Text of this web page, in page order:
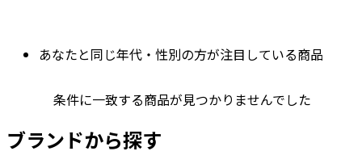
あなたと同じ年代・性別の方が注目している商品
条件に一致する商品が見つかりませんでした
ブランドから探す